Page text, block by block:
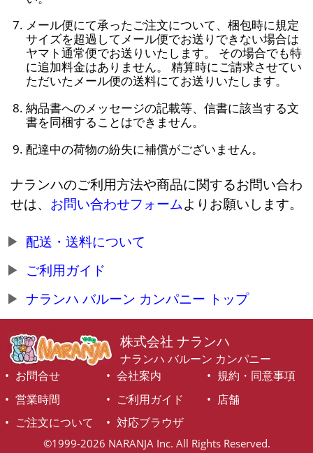
メール便にて承ったご注文について、梱包時に規定
サイズを超過してメール便でお送りできない場合は
ヤマト通常便でお送りいたします。 その場合でも特
に追加料金はありません。 精算時にご請求させてい
ただいたメール便の送料にてお送りいたします。
納品書へのメッセージの記載等、信書に該当する文
書を同梱することはできません。
配達中の荷物の紛失に補償がございません。
ナランハのご利用方法や商品に関するお問い合わ
せは、 お問い合わせフォームよりお願いします。
配送・送料について
ご利用ガイド
ナランハ バルーン カンパニー トップ
株式会社 ナランハ
ナランハ バルーン カンパニー
お問合せ
会社案内
規約・同意事項
営業時間
ご利用ガイド
店舗
ご注文について
対応ブラウザ
©1999-2026 NARANJA Inc. All Rights Reserved.